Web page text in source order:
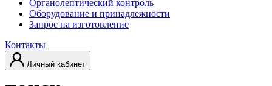
Органолептический контроль
Оборудование и принадлежности
Запрос на изготовление
Контакты
Личный кабинет